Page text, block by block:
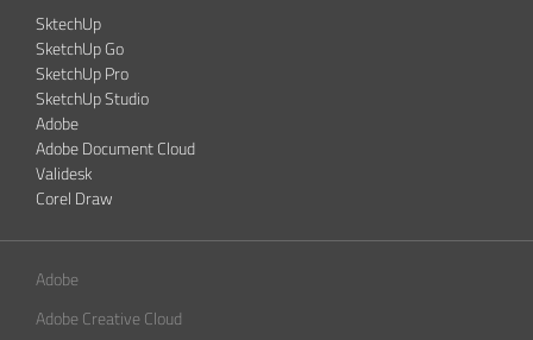
SktechUp
SketchUp Go
SketchUp Pro
SketchUp Studio
Adobe
Adobe Document Cloud
Validesk
Corel Draw
Adobe
Adobe Creative Cloud